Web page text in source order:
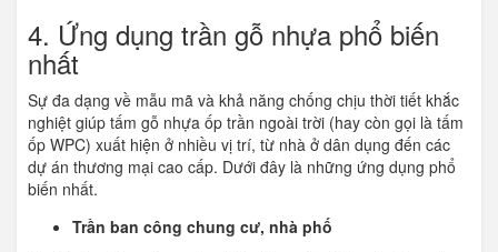
4. Ứng dụng trần gỗ nhựa phổ biến
nhất
Sự đa dạng về mẫu mã và khả năng chống chịu thời tiết khắc
nghiệt giúp tấm gỗ nhựa ốp trần ngoài trời (hay còn gọi là tấm
ốp WPC) xuất hiện ở nhiều vị trí, từ nhà ở dân dụng đến các
dự án thương mại cao cấp. Dưới đây là những ứng dụng phổ
biến nhất.
Trần ban công chung cư, nhà phố